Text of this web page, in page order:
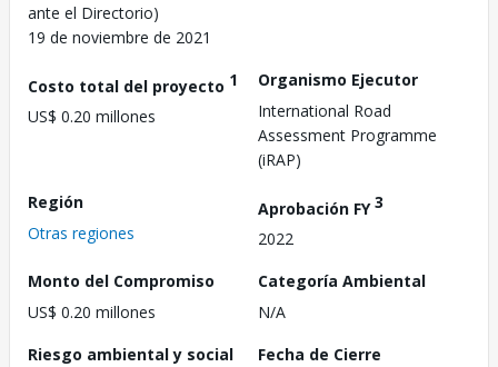
ante el Directorio)
19 de noviembre de 2021
Costo total del proyecto 1
US$ 0.20 millones
Organismo Ejecutor
International Road
Assessment Programme
(iRAP)
Región
Otras regiones
Aprobación FY3
2022
Monto del Compromiso
US$ 0.20 millones
Categoría Ambiental
N/A
Riesgo ambiental y social
Fecha de Cierre